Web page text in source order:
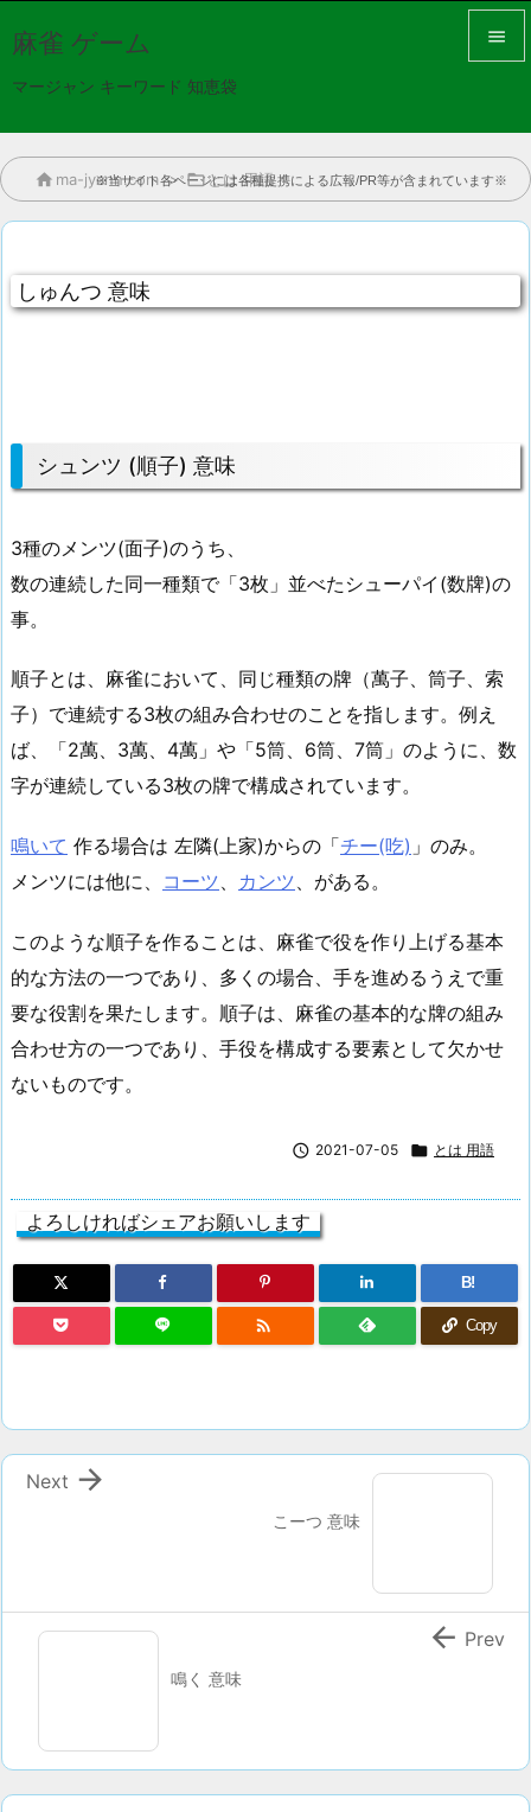

サイド


麻雀 ゲーム
マージャン キーワード 知恵袋
 ma-jyann.com > とは 用語
※当サイト各ページには各種提携による広報/PR等が含まれています※
しゅんつ 意味
シュンツ (順子) 意味
3種のメンツ(面子)のうち、
数の連続した同一種類で「3枚」並べたシューパイ(数牌)の
事。
順子とは、麻雀において、同じ種類の牌（萬子、筒子、索
子）で連続する3枚の組み合わせのことを指します。例え
ば、「2萬、3萬、4萬」や「5筒、6筒、7筒」のように、数
字が連続している3枚の牌で構成されています。
鳴いて 作る場合は 左隣(上家)からの「チー(吃) 」のみ。
メンツには他に、 コーツ、 カンツ、がある。
このような順子を作ることは、麻雀で役を作り上げる基本
的な方法の一つであり、多くの場合、手を進めるうえで重
要な役割を果たします。順子は、麻雀の基本的な牌の組み
合わせ方の一つであり、手役を構成する要素として欠かせ
ないものです。
 2021-07-05  とは 用語
よろしければシェアお願いします
B!
 Copy
こーつ 意味

Next
鳴く 意味
 Prev